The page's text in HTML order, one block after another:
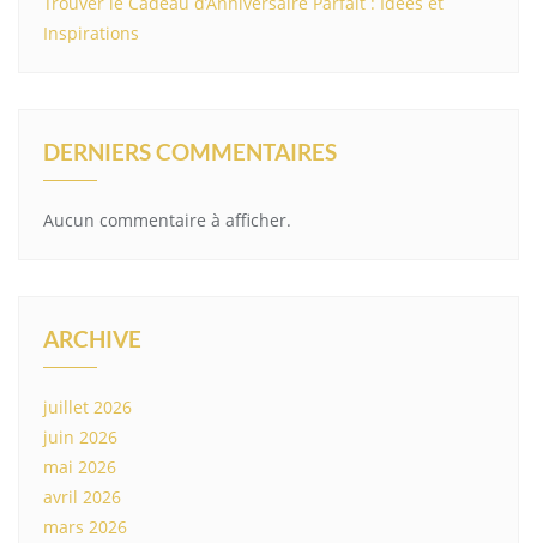
Inspirations
DERNIERS COMMENTAIRES
Aucun commentaire à afficher.
ARCHIVE
juillet 2026
juin 2026
mai 2026
avril 2026
mars 2026